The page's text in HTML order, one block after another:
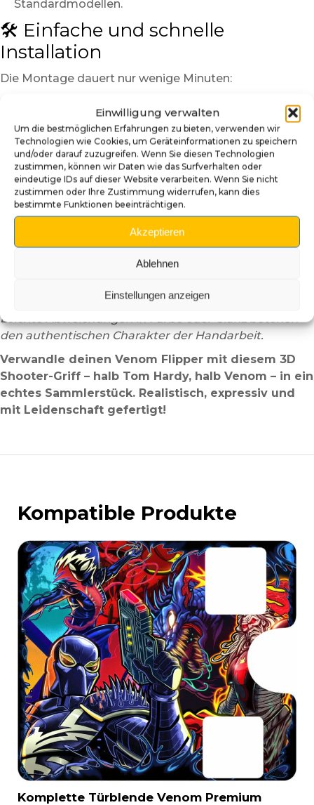
Einwilligung verwalten
Um die bestmöglichen Erfahrungen zu bieten, verwenden wir
Technologien wie Cookies, um Geräteinformationen zu speichern
und/oder darauf zuzugreifen. Wenn Sie diesen Technologien
zustimmen, können wir Daten wie das Surfverhalten oder
eindeutige IDs auf dieser Website verarbeiten. Wenn Sie nicht
zustimmen oder Ihre Zustimmung widerrufen, kann dies
bestimmte Funktionen beeinträchtigen.
Akzeptieren
Ablehnen
Einstellungen anzeigen
Standardmodellen.
🛠️ Einfache und schnelle
Installation
Die Montage dauert nur wenige Minuten:
Entferne die Feder und setze den halb-Tom-Hardy-,
halb-Venom-Kopf auf die Stange.
Setze die Feder wieder ein und teste die Bewegung.
In wenigen Augenblicken erhält dein Flipper ein
düsteres, kraftvolles Aussehen – ganz im Stil des
🌑 Ein Sammlerstück für Marvel-
Jedes Exemplar ist handbemalt und somit einzigartig.
Leichte Abweichungen in Farbe oder Glanz betonen
den authentischen Charakter der Handarbeit.
Verwandle deinen Venom Flipper mit diesem 3D
Shooter-Griff – halb Tom Hardy, halb Venom – in ein
echtes Sammlerstück. Realistisch, expressiv und
mit Leidenschaft gefertigt!
Kompatible Produkte
Komplette Türblende Venom Premium